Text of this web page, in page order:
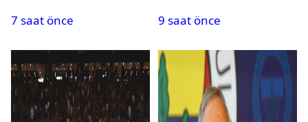
7 saat önce
9 saat önce